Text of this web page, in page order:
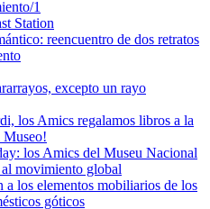
1
Station
reencuentro de dos retratos
excepto un rayo
los Amics regalamos libros a la
los Amics del Museu Nacional
al movimiento global
los elementos mobiliarios de los
góticos